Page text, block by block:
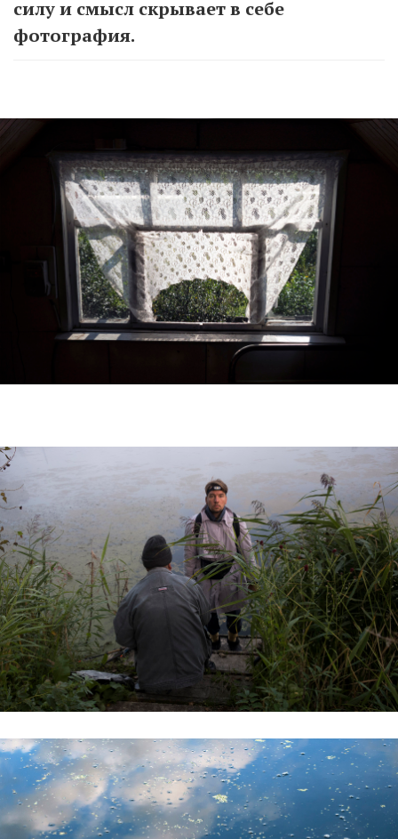
силу и смысл скрывает в себе
фотография.